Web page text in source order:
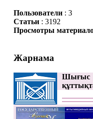
Пользователи: 3
Статьи: 3192
Просмотры
Жарнама
Шығыс